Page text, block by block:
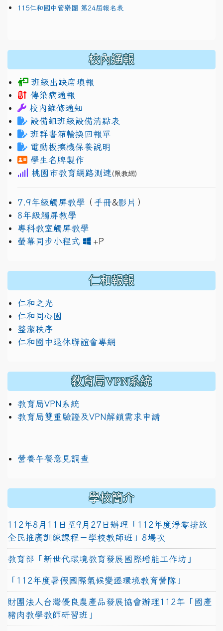
115仁和國中管樂團 第24屆報名表
校內通報
班級出缺席填報
傳染病通報
校內維修通知
設備組班級設備清點表
班群書箱輪換回報單
電動板擦機保養說明
學生名牌製作
桃園市教育網路測速 (限教網)
7.9年級觸屏教學 （ 手冊&影片 ）
8年級觸屏教學
專科教室觸屏教學
螢幕同步小程式
+P
仁和報報
仁和之光
仁和同心園
整潔秩序
仁和國中退休聯誼會專網
教育局VPN系統
教育局VPN系統
教育局雙重驗證及VPN解鎖需求申請
營養午餐意見調查
學校簡介
112年8月11日至9月27日辦理「112年度淨零排放
全民推廣訓練課程－學校教師班」8場次
教育部「新世代環境教育發展國際增能工作坊」
「112年度暑假國際氣候變遷環境教育營隊」
財團法人台灣優良農產品發展協會辦理112年「國產
豬肉教學教師研習班」